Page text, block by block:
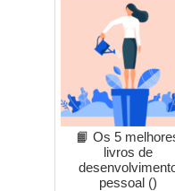
📙 Os 5
livros de
pessoal ()